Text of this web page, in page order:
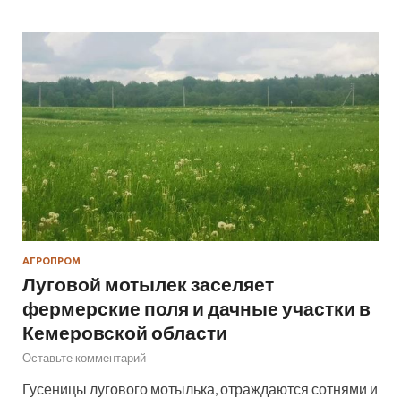
АГРОПРОМ
Луговой мотылек заселяет
фермерские поля и дачные участки в
Кемеровской области
Оставьте комментарий
Гусеницы лугового мотылька, отраждаются сотнями и